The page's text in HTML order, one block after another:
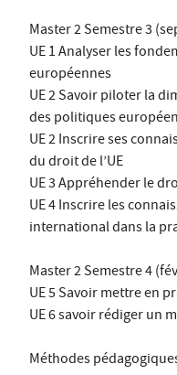
Master 2 Semestre 3
UE 1 Analyser les
européennes
UE 2 Savoir piloter la
des politiques
UE 2 Inscrire ses
du droit de l’UE
UE 3 Appréhender le
UE 4 Inscrire les
international dans la
Master 2 Semestre 4
UE 5 Savoir mettre en
UE 6 savoir rédiger un
Méthodes